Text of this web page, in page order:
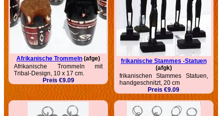
Afrikanische Trommeln (afge)
Afrikanische Trommeln mit
Tribal-Design, 10 x 17 cm.
Preis €9.09
frikanische Stammes -Statuen
(afgk)
frikanischen Stammes Statuen,
handgeschnitzt, 20 cm
Preis €9.09